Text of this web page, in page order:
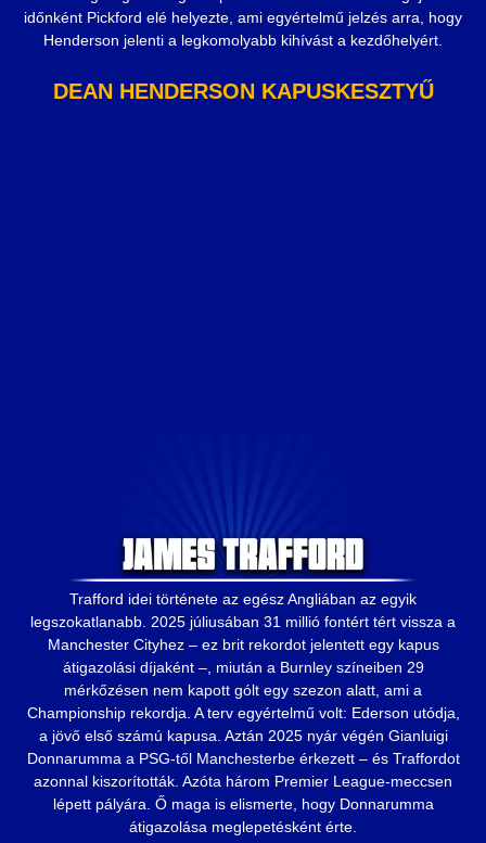
időnként Pickford elé helyezte, ami egyértelmű jelzés arra, hogy
Henderson jelenti a legkomolyabb kihívást a kezdőhelyért.
DEAN HENDERSON KAPUSKESZTYŰ
Trafford idei története az egész Angliában az egyik
legszokatlanabb. 2025 júliusában 31 millió fontért tért vissza a
Manchester Cityhez – ez brit rekordot jelentett egy kapus
átigazolási díjaként –, miután a Burnley színeiben 29
mérkőzésen nem kapott gólt egy szezon alatt, ami a
Championship rekordja. A terv egyértelmű volt: Ederson utódja,
a jövő első számú kapusa. Aztán 2025 nyár végén Gianluigi
Donnarumma a PSG-től Manchesterbe érkezett – és Traffordot
azonnal kiszorították. Azóta három Premier League-meccsen
lépett pályára. Ő maga is elismerte, hogy Donnarumma
átigazolása meglepetésként érte.